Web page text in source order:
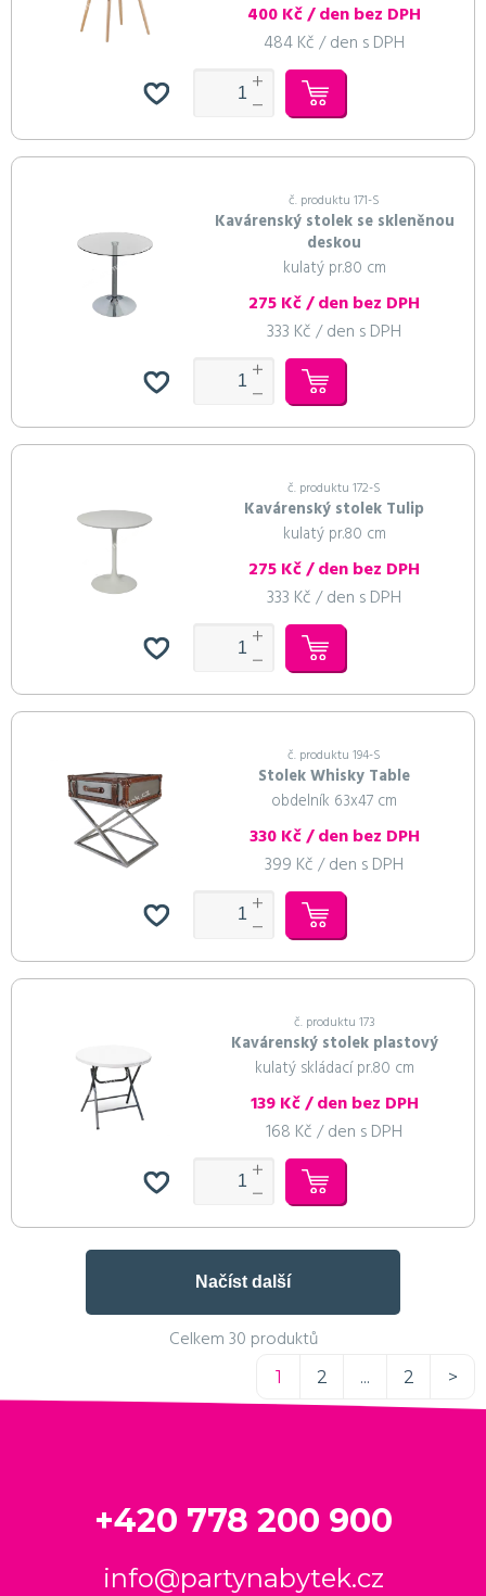
400 Kč / den bez DPH
484 Kč / den s DPH
č. produktu 171-S
Kavárenský stolek se skleněnou
deskou
kulatý pr.80 cm
275 Kč / den bez DPH
333 Kč / den s DPH
č. produktu 172-S
Kavárenský stolek Tulip
kulatý pr.80 cm
275 Kč / den bez DPH
333 Kč / den s DPH
č. produktu 194-S
Stolek Whisky Table
obdelník 63x47 cm
330 Kč / den bez DPH
399 Kč / den s DPH
č. produktu 173
Kavárenský stolek plastový
kulatý skládací pr.80 cm
139 Kč / den bez DPH
168 Kč / den s DPH
Načíst další
Celkem 30 produktů
1 2 ... 2 >
+420 778 200 900
info@partynabytek.cz